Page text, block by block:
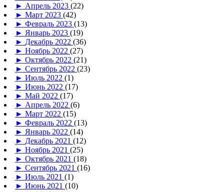
► Апрель 2023 (22)
► Март 2023 (42)
► Февраль 2023 (13)
► Январь 2023 (19)
► Декабрь 2022 (36)
► Ноябрь 2022 (27)
► Октябрь 2022 (21)
► Сентябрь 2022 (23)
► Июль 2022 (1)
► Июнь 2022 (17)
► Май 2022 (17)
► Апрель 2022 (6)
► Март 2022 (15)
► Февраль 2022 (13)
► Январь 2022 (14)
► Декабрь 2021 (12)
► Ноябрь 2021 (25)
► Октябрь 2021 (18)
► Сентябрь 2021 (16)
► Июль 2021 (1)
► Июнь 2021 (10)